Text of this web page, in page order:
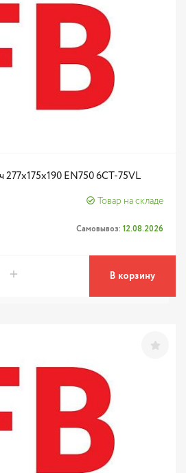
277х175х190 EN750 6CT-75VL
Товар на складе
Самовывоз: 12.08.2026
В корзину